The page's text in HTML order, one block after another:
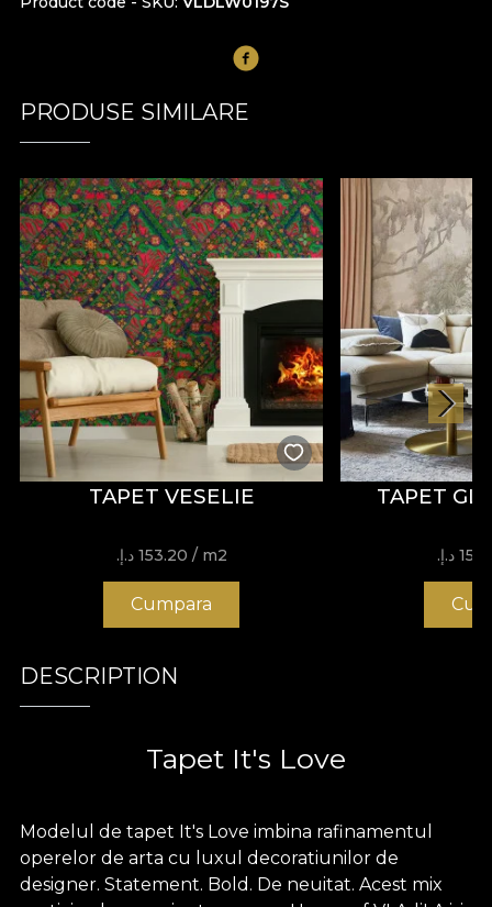
PRODUSE SIMILARE
TAPET VESELIE
153.20 د.إ.‏ / m2
Cumpara
TAPET
د.إ.‏
DESCRIPTION
Tapet It's Love
Modelul de tapet It's Love imbina rafinamentul
operelor de arta cu luxul decoratiunilor de
designer. Statement. Bold. De neuitat. Acest mix